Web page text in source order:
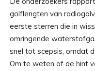
golflengten van
eerste sterren die in
omringende
snel tot scepsis, omdat
Om te weten of de hint